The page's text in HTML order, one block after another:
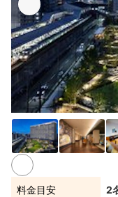
料金目安 2